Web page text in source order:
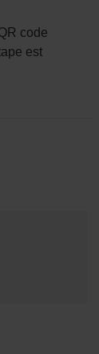
code
est